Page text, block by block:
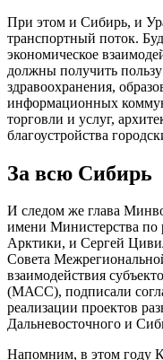
При этом и Сибирь, и
транспортный поток.
экономическое
должны получить
здравоохранения,
информационных
торговли и услуг,
благоустройства
За всю Сибирь
И следом же глава
имени Министерства по
Арктики, и Сергей
Совета
взаимодействия
(МАСС), подписали
реализации проектов
Дальневосточного и
Напомним, в этом году